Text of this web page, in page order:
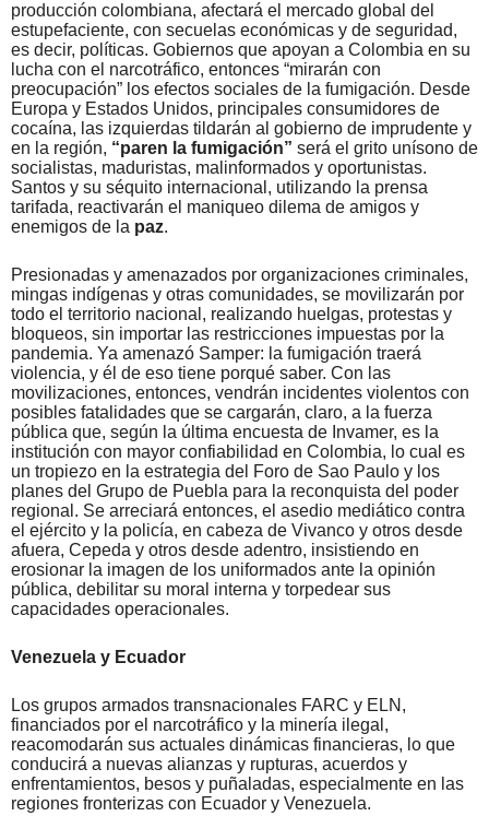
producción colombiana, afectará el mercado global del
estupefaciente, con secuelas económicas y de seguridad,
es decir, políticas. Gobiernos que apoyan a Colombia en su
lucha con el narcotráfico, entonces “mirarán con
preocupación” los efectos sociales de la fumigación. Desde
Europa y Estados Unidos, principales consumidores de
cocaína, las izquierdas tildarán al gobierno de imprudente y
en la región, “paren la fumigación” será el grito unísono de
socialistas, maduristas, malinformados y oportunistas.
Santos y su séquito internacional, utilizando la prensa
tarifada, reactivarán el maniqueo dilema de amigos y
enemigos de la paz.
Presionadas y amenazados por organizaciones criminales,
mingas indígenas y otras comunidades, se movilizarán por
todo el territorio nacional, realizando huelgas, protestas y
bloqueos, sin importar las restricciones impuestas por la
pandemia. Ya amenazó Samper: la fumigación traerá
violencia, y él de eso tiene porqué saber. Con las
movilizaciones, entonces, vendrán incidentes violentos con
posibles fatalidades que se cargarán, claro, a la fuerza
pública que, según la última encuesta de Invamer, es la
institución con mayor confiabilidad en Colombia, lo cual es
un tropiezo en la estrategia del Foro de Sao Paulo y los
planes del Grupo de Puebla para la reconquista del poder
regional. Se arreciará entonces, el asedio mediático contra
el ejército y la policía, en cabeza de Vivanco y otros desde
afuera, Cepeda y otros desde adentro, insistiendo en
erosionar la imagen de los uniformados ante la opinión
pública, debilitar su moral interna y torpedear sus
capacidades operacionales.
Venezuela y Ecuador
Los grupos armados transnacionales FARC y ELN,
financiados por el narcotráfico y la minería ilegal,
reacomodarán sus actuales dinámicas financieras, lo que
conducirá a nuevas alianzas y rupturas, acuerdos y
enfrentamientos, besos y puñaladas, especialmente en las
regiones fronterizas con Ecuador y Venezuela.